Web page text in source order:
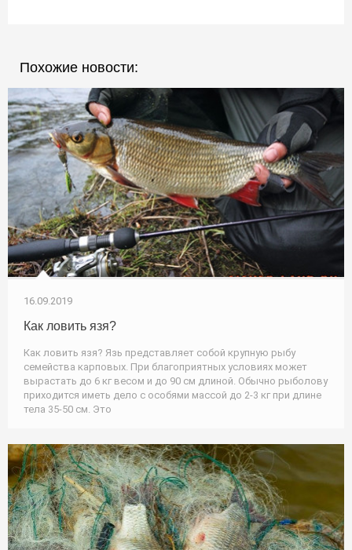
Похожие новости:
16.09.2019
Как ловить язя?
Как ловить язя? Язь представляет собой крупную рыбу
семейства карповых. При благоприятных условиях может
вырастать до 6 кг весом и до 90 см длиной. Обычно рыболову
приходится иметь дело с особями массой до 2-3 кг при длине
тела 35-50 см. Это